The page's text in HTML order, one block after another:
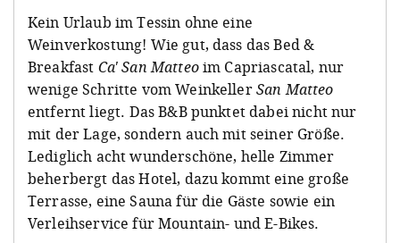
Kein Urlaub im Tessin ohne eine
Weinverkostung! Wie gut, dass das Bed &
Breakfast Ca' San Matteoim Capriascatal, nur
wenige Schritte vom WeinkellerSan Matteo
entfernt liegt. Das B&B punktet dabei nicht nur
mit der Lage, sondern auch mit seiner Größe.
Lediglich acht wunderschöne, helle Zimmer
beherbergt das Hotel, dazu kommt eine große
Terrasse, eine Sauna für die Gäste sowie ein
Verleihservice für Mountain- und E-Bikes.